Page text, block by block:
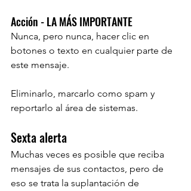
Acción - LA MÁS IMPORTANTE
Nunca, pero nunca, hacer clic en
botones o texto en cualquier parte de
este mensaje.
Eliminarlo, marcarlo como spam y
reportarlo al área de sistemas.
Sexta alerta
Muchas veces es posible que reciba
mensajes de sus contactos, pero de
eso se trata la suplantación de